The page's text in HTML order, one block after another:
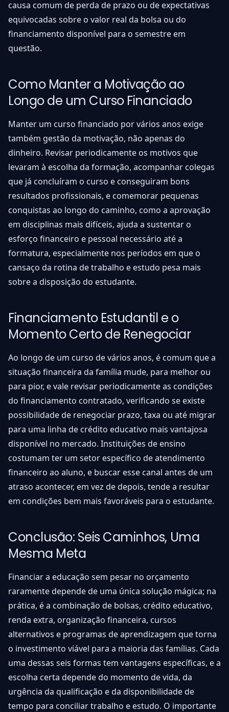
causa comum de perda de prazo ou de expectativas
equivocadas sobre o valor real da bolsa ou do
financiamento disponível para o semestre em
questão.
Como Manter a Motivação ao
Longo de um Curso Financiado
Manter um curso financiado por vários anos exige
também gestão da motivação, não apenas do
dinheiro. Revisar periodicamente os motivos que
levaram à escolha da formação, acompanhar colegas
que já concluíram o curso e conseguiram bons
resultados profissionais, e comemorar pequenas
conquistas ao longo do caminho, como a aprovação
em disciplinas mais difíceis, ajuda a sustentar o
esforço financeiro e pessoal necessário até a
formatura, especialmente nos períodos em que o
cansaço da rotina de trabalho e estudo pesa mais
sobre a disposição do estudante.
Financiamento Estudantil e o
Momento Certo de Renegociar
Ao longo de um curso de vários anos, é comum que a
situação financeira da família mude, para melhor ou
para pior, e vale revisar periodicamente as condições
do financiamento contratado, verificando se existe
possibilidade de renegociar prazo, taxa ou até migrar
para uma linha de crédito educativo mais vantajosa
disponível no mercado. Instituições de ensino
costumam ter um setor específico de atendimento
financeiro ao aluno, e buscar esse canal antes de um
atraso acontecer, em vez de depois, tende a resultar
em condições bem mais favoráveis para o estudante.
Conclusão: Seis Caminhos, Uma
Mesma Meta
Financiar a educação sem pesar no orçamento
raramente depende de uma única solução mágica; na
prática, é a combinação de bolsas, crédito educativo,
renda extra, organização financeira, cursos
alternativos e programas de aprendizagem que torna
o investimento viável para a maioria das famílias. Cada
uma dessas seis formas tem vantagens específicas, e a
escolha certa depende do momento de vida, da
urgência da qualificação e da disponibilidade de
tempo para conciliar trabalho e estudo. O importante